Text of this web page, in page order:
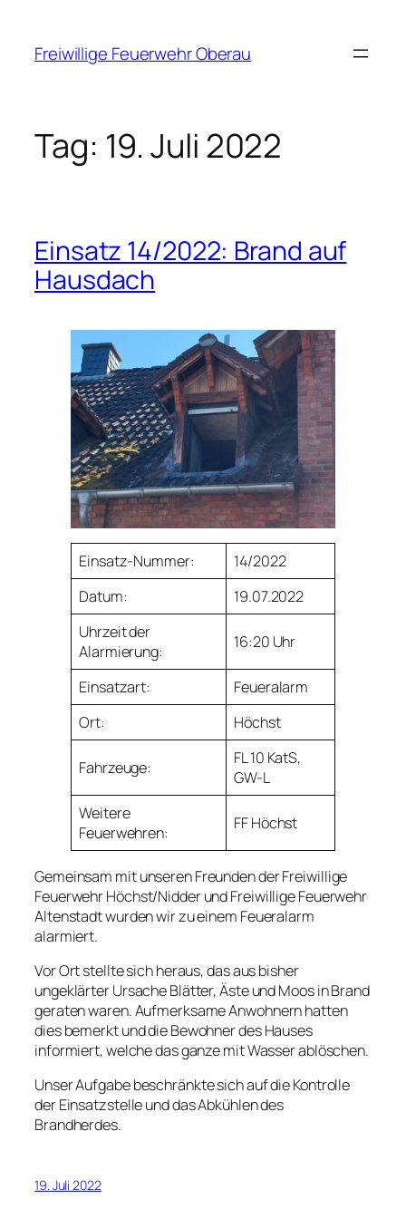
springen
Freiwillige Feuerwehr Oberau
Tag: 19. Juli 2022
Einsatz 14/2022: Brand auf
Hausdach
Einsatz-Nummer:
14/2022
Datum:
19.07.2022
Uhrzeit der
Alarmierung:
16:20 Uhr
Einsatzart:
Feueralarm
Ort:
Höchst
Fahrzeuge:
FL 10 KatS,
GW-L
Weitere
Feuerwehren:
FF Höchst
Gemeinsam mit unseren Freunden der Freiwillige
Feuerwehr Höchst/Nidder und Freiwillige Feuerwehr
Altenstadt wurden wir zu einem Feueralarm
alarmiert.
Vor Ort stellte sich heraus, das aus bisher
ungeklärter Ursache Blätter, Äste und Moos in Brand
geraten waren. Aufmerksame Anwohnern hatten
dies bemerkt und die Bewohner des Hauses
informiert, welche das ganze mit Wasser ablöschen.
Unser Aufgabe beschränkte sich auf die Kontrolle
der Einsatzstelle und das Abkühlen des
Brandherdes.
19. Juli 2022